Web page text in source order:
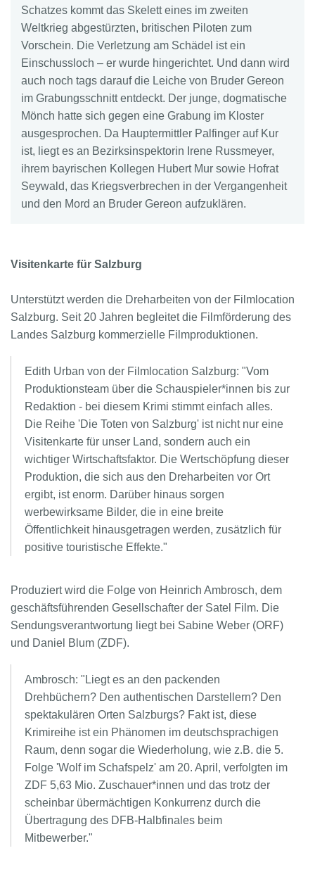
Schatzes kommt das Skelett eines im zweiten
Weltkrieg abgestürzten, britischen Piloten zum
Vorschein. Die Verletzung am Schädel ist ein
Einschussloch – er wurde hingerichtet. Und dann wird
auch noch tags darauf die Leiche von Bruder Gereon
im Grabungsschnitt entdeckt. Der junge, dogmatische
Mönch hatte sich gegen eine Grabung im Kloster
ausgesprochen. Da Hauptermittler Palfinger auf Kur
ist, liegt es an Bezirksinspektorin Irene Russmeyer,
ihrem bayrischen Kollegen Hubert Mur sowie Hofrat
Seywald, das Kriegsverbrechen in der Vergangenheit
und den Mord an Bruder Gereon aufzuklären.
Visitenkarte für Salzburg
Unterstützt werden die Dreharbeiten von der Filmlocation
Salzburg. Seit 20 Jahren begleitet die Filmförderung des
Landes Salzburg kommerzielle Filmproduktionen.
Edith Urban von der Filmlocation Salzburg: "Vom
Produktionsteam über die Schauspieler*innen bis zur
Redaktion - bei diesem Krimi stimmt einfach alles.
Die Reihe 'Die Toten von Salzburg' ist nicht nur eine
Visitenkarte für unser Land, sondern auch ein
wichtiger Wirtschaftsfaktor. Die Wertschöpfung dieser
Produktion, die sich aus den Dreharbeiten vor Ort
ergibt, ist enorm. Darüber hinaus sorgen
werbewirksame Bilder, die in eine breite
Öffentlichkeit hinausgetragen werden, zusätzlich für
positive touristische Effekte."
Produziert wird die Folge von Heinrich Ambrosch, dem
geschäftsführenden Gesellschafter der Satel Film. Die
Sendungsverantwortung liegt bei Sabine Weber (ORF)
und Daniel Blum (ZDF).
Ambrosch: "Liegt es an den packenden
Drehbüchern? Den authentischen Darstellern? Den
spektakulären Orten Salzburgs? Fakt ist, diese
Krimireihe ist ein Phänomen im deutschsprachigen
Raum, denn sogar die Wiederholung, wie z.B. die 5.
Folge 'Wolf im Schafspelz' am 20. April, verfolgten im
ZDF 5,63 Mio. Zuschauer*innen und das trotz der
scheinbar übermächtigen Konkurrenz durch die
Übertragung des DFB-Halbfinales beim
Mitbewerber."